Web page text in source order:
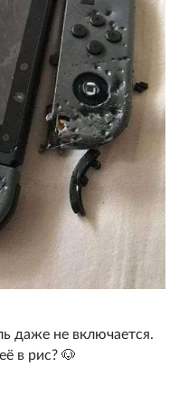
даже не включается.
в рис? 🐶